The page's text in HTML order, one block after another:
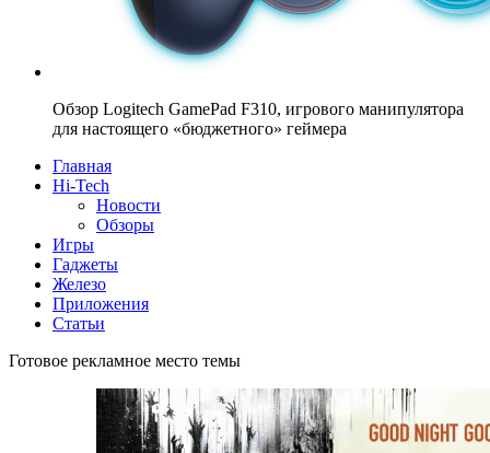
Обзор Logitech GamePad F310, игрового манипулятора
для настоящего «бюджетного» геймера
Главная
Hi-Tech
Новости
Обзоры
Игры
Гаджеты
Железо
Приложения
Статьи
Готовое рекламное место темы